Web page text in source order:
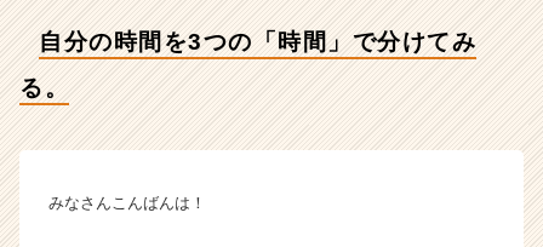
ン】
|
成
自分の時間を3つの「時間」で分けてみ
る。
みなさんこんばんは！